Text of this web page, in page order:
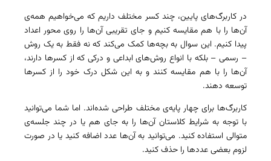
در کاربرگ‌های پایین، چند کسر مختلف داریم که می‌خواهیم همه‌ی
آن‌‌ها را با هم مقایسه کنیم و جای تقریبی آن‌ها را روی محور اعداد
پیدا کنیم. این سوال به بچه‌ها کمک می‌کند که نه فقط به یک روش
– رسمی – بلکه با انواع روش‌های ابداعی و درکی که از کسرها دارند،
آن‌ها را با هم مقایسه کنند و به این شکل درک خود را از کسرها
توسعه دهند.
کاربرگ‌ها برای چهار پایه‌ی مختلف طراحی شده‌اند. اما شما می‌توانید
با توجه به شرایط کلاستان آن‌ها را به جای هم یا در چند جلسه‌ی
متوالی استفاده کنید. می‌توانید به آن‌ها عدد اضافه کنید یا در صورت
لزوم بعضی عددها را حذف کنید.